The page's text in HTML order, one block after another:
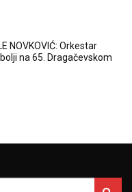
NOVKOVIĆ: Orkestar
na 65. Dragačevskom